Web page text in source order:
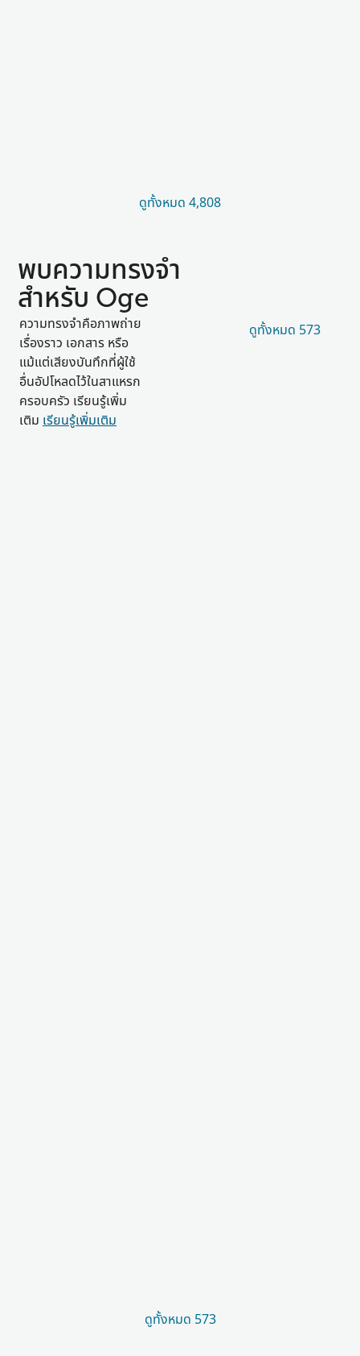
ดูทั้งหมด 4,808
พบความทรงจำ
สำหรับ Oge
ความทรงจำคือภาพถ่าย
เรื่องราว เอกสาร หรือ
แม้แต่เสียงบันทึกที่ผู้ใช้
อื่นอัปโหลดไว้ในสาแหรก
ครอบครัว เรียนรู้เพิ่ม
เติม เรียนรู้เพิ่มเติม
ดูทั้งหมด 573
ดูทั้งหมด 573